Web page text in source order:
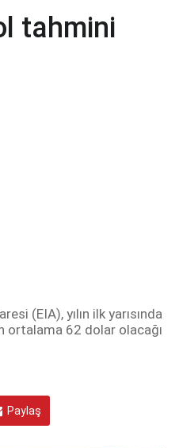
tahmini
(EIA), yılın ilk yarısında
ortalama 62 dolar olacağı
Paylaş